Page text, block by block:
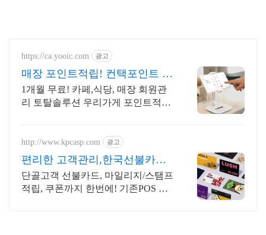
https://ca.yooic.com 광고
매장 포인트적립! 컨택포인트 매
출이 오르는 포인트 마케팅
1개월 무료! 카페,식당, 매장 회원관
리 토탈솔루션 우리가게 포인트적립
http://www.kpcasp.com 광고
편리한 고객관리,한국선불카드
매출상승 비결!
단골고객 선불카드, 마일리지/스탬프
적립, 쿠폰까지 한번에! 기존POS 그